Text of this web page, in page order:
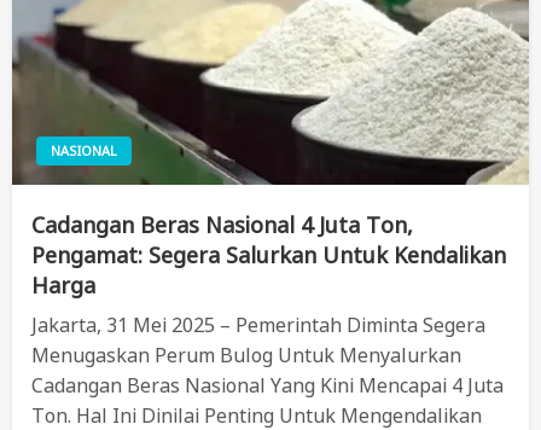
NASIONAL
Cadangan Beras Nasional 4 Juta Ton,
Pengamat: Segera Salurkan Untuk Kendalikan
Harga
Jakarta, 31 Mei 2025 – Pemerintah Diminta Segera
Menugaskan Perum Bulog Untuk Menyalurkan
Cadangan Beras Nasional Yang Kini Mencapai 4 Juta
Ton. Hal Ini Dinilai Penting Untuk Mengendalikan